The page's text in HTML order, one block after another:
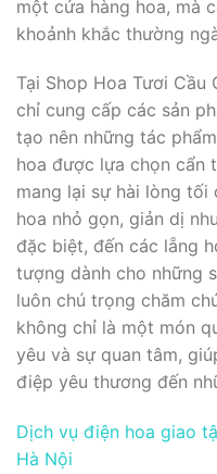
một cửa hàng hoa, mà
khoảnh khắc thường
Tại Shop Hoa Tươi Cầu
chỉ cung cấp các sản
tạo nên những tác
hoa được lựa chọn cẩn
mang lại sự hài lòng tối
hoa nhỏ gọn, giản dị
đặc biệt, đến các lẵng
tượng dành cho những
luôn chú trọng chăm
không chỉ là một món
yêu và sự quan tâm,
điệp yêu thương đến
Dịch vụ điện hoa giao
Hà Nội